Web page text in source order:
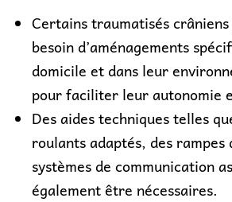
Certains traumatisés
besoin d’aménagements
domicile et dans leur
pour faciliter leur autonomie
Des aides techniques telles
roulants adaptés, des rampes
systèmes de communication
également être nécessaires.